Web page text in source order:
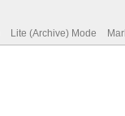
Lite (Archive) Mode